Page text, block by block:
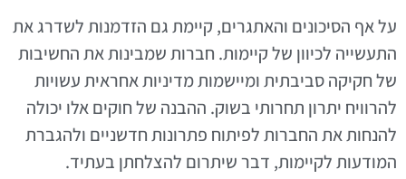
על אף הסיכונים והאתגרים, קיימת גם הזדמנות לשדרג את
התעשייה לכיוון של קיימות. חברות שמבינות את החשיבות
של חקיקה סביבתית ומיישמות מדיניות אחראית עשויות
להרוויח יתרון תחרותי בשוק. ההבנה של חוקים אלו יכולה
להנחות את החברות לפיתוח פתרונות חדשניים ולהגברת
המודעות לקיימות, דבר שיתרום להצלחתן בעתיד.